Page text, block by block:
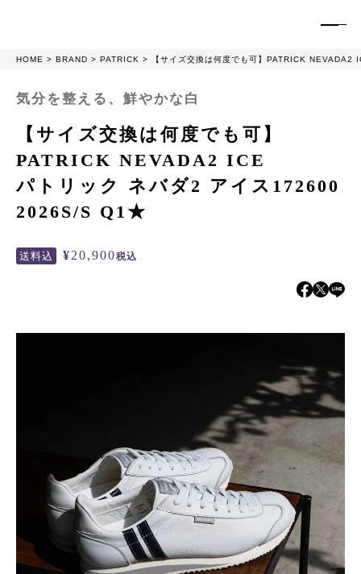
HOME BRAND PATRICK 【サイズ交換は何度でも可】PATRICK
気分を整える、鮮やかな白
【サイズ交換は何度でも可】
PATRICK NEVADA2 ICE
パトリック ネバダ2 アイス172600
2026S/S Q1★
送料込 ¥20,900税込